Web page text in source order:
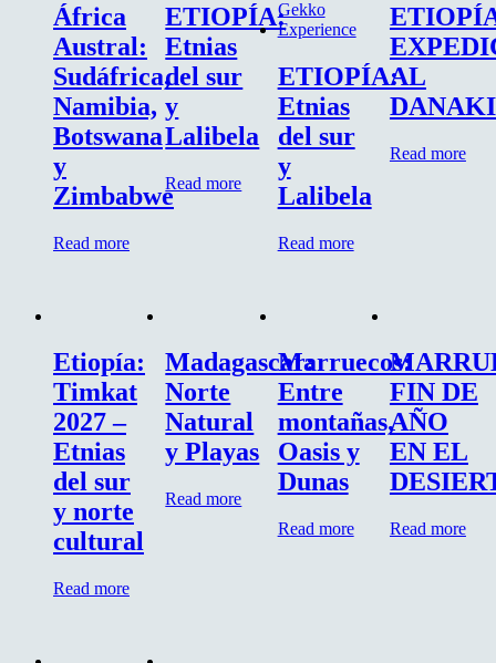
África
Austral:
Sudáfrica,
Namibia,
Botswana
y
Zimbabwe
Read more
ETIOPÍA:
Etnias
del sur
y
Lalibela
Read more
ETIOPÍA:
Etnias
del sur
y
Lalibela
Read more
AL
Read more
Etiopía:
Timkat
2027 –
Etnias
del sur
y norte
cultural
Read more
Madagascar:
Norte
Natural
y Playas
Read more
Marruecos:
Entre
montañas,
Oasis y
Dunas
Read more
FIN DE
AÑO
EN EL
Read more